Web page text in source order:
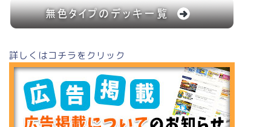
詳しくはコチラをクリック